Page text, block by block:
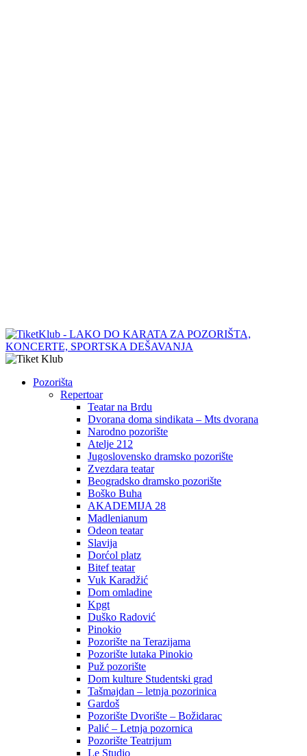
Pozorišta
Repertoar
Teatar na Brdu
Dvorana doma sindikata – Mts dvorana
Narodno pozorište
Atelje 212
Jugoslovensko dramsko pozorište
Zvezdara teatar
Beogradsko dramsko pozorište
Boško Buha
AKADEMIJA 28
Madlenianum
Odeon teatar
Slavija
Dorćol platz
Bitef teatar
Vuk Karadžić
Dom omladine
Kpgt
Duško Radović
Pinokio
Pozorište na Terazijama
Pozorište lutaka Pinokio
Puž pozorište
Dom kulture Studentski grad
Tašmajdan – letnja pozorinica
Gardoš
Pozorište Dvorište – Božidarac
Palić – Letnja pozornica
Pozorište Teatrijum
Le Studio